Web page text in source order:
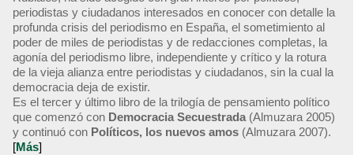
periodistas y ciudadanos interesados en conocer con detalle la
profunda crisis del periodismo en España, el sometimiento al
poder de miles de periodistas y de redacciones completas, la
agonía del periodismo libre, independiente y crítico y la rotura
de la vieja alianza entre periodistas y ciudadanos, sin la cual la
democracia deja de existir.
Es el tercer y último libro de la trilogía de pensamiento político
que comenzó con Democracia Secuestrada (Almuzara 2005)
y continuó con Políticos, los nuevos amos (Almuzara 2007).
[Más]